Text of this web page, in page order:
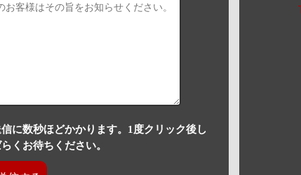
に数秒ほどかかります。1度クリック後し
くお待ちください。